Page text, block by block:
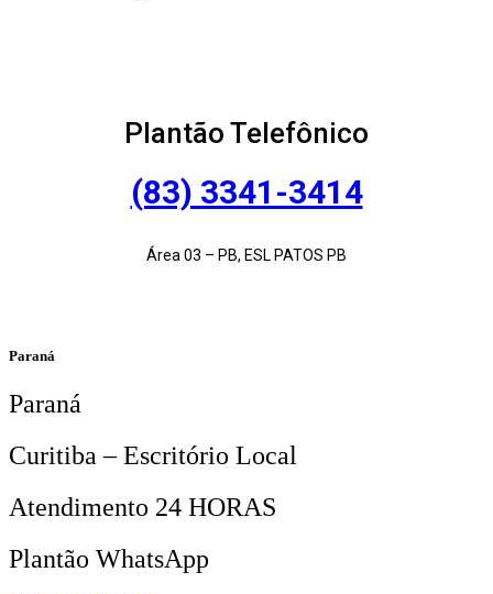
Plantão Telefônico
(83) 3341-3414
Área 03 – PB, ESL PATOS PB
Paraná
Paraná
Curitiba – Escritório Local
Atendimento 24 HORAS
Plantão WhatsApp